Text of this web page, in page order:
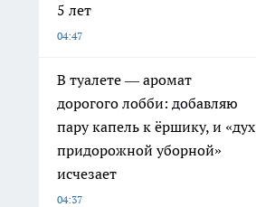
5 лет
04:47
В туалете — аромат
дорогого лобби: добавляю
пару капель к ёршику, и «дух
придорожной уборной»
исчезает
04:37